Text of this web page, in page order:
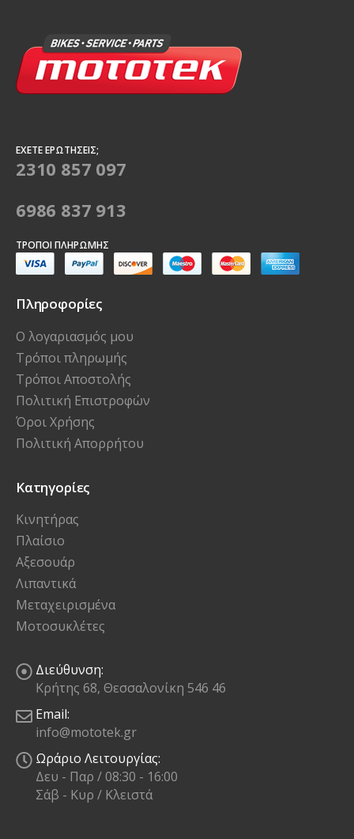
ΈΧΕΤΕ ΕΡΩΤΉΣΕΙΣ;
2310 857 097
6986 837 913
ΤΡΌΠΟΙ ΠΛΗΡΩΜΉΣ
Πληροφορίες
Ο λογαριασμός μου
Τρόποι πληρωμής
Τρόποι Αποστολής
Πολιτική Επιστροφών
Όροι Χρήσης
Πολιτική Απορρήτου
Κατηγορίες
Κινητήρας
Πλαίσιο
Αξεσουάρ
Λιπαντικά
Μεταχειρισμένα
Μοτοσυκλέτες
Διεύθυνση:
Κρήτης 68, Θεσσαλονίκη 546 46
Email:
info@mototek.gr
Ωράριο Λειτουργίας:
Δευ - Παρ / 08:30 - 16:00
Σάβ - Κυρ / Κλειστά